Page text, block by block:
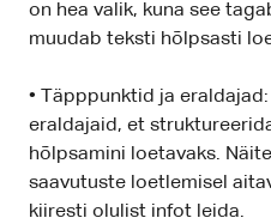
on hea valik, kuna see
muudab teksti hõlpsasti
• Täpppunktid ja
eraldajaid, et
hõlpsamini loetavaks.
saavutuste loetlemisel
kiiresti olulist infot leida.